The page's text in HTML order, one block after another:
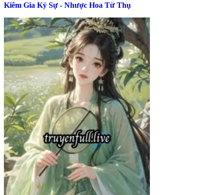
Kiêm Gia Kỷ Sự - Nhược Hoa Từ Thụ